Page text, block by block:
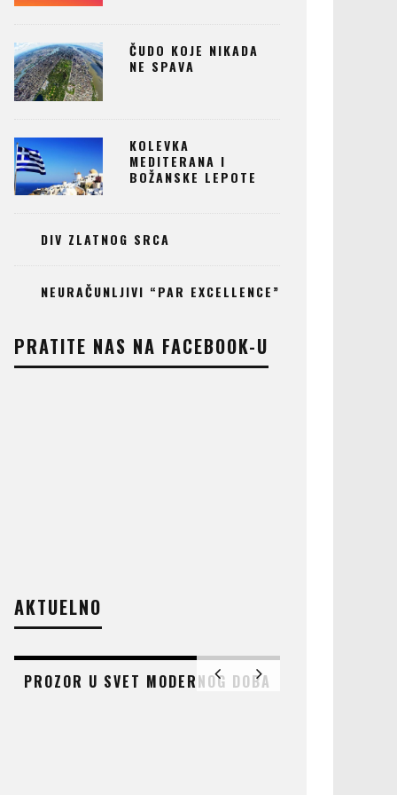
ČUDO KOJE NIKADA
NE SPAVA
KOLEVKA
MEDITERANA I
BOŽANSKE LEPOTE
DIV ZLATNOG SRCA
NEURAČUNLJIVI “PAR EXCELLENCE”
PRATITE NAS NA FACEBOOK-U
AKTUELNO
PROZOR U SVET MODERNOG DOBA